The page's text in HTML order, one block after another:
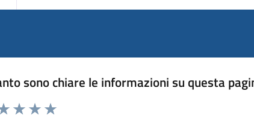
sono chiare le informazioni su questa
da 1 a 5 stelle la pagina